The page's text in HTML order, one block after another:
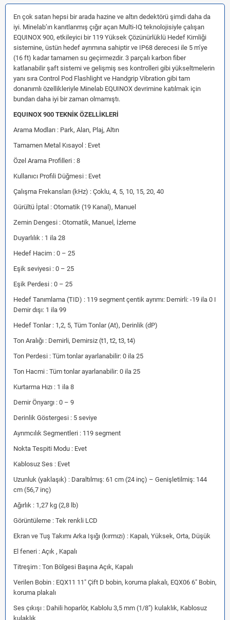
En çok satan hepsi bir arada hazine ve altın dedektörü şimdi daha da
iyi. Minelab’ın kanıtlanmış çığır açan Multi-IQ teknolojisiyle çalışan
EQUINOX 900, etkileyici bir 119 Yüksek Çözünürlüklü Hedef Kimliği
sistemine, üstün hedef ayrımına sahiptir ve IP68 derecesi ile 5 m’ye
(16 ft) kadar tamamen su geçirmezdir. 3 parçalı karbon fiber
katlanabilir şaft sistemi ve gelişmiş ses kontrolleri gibi yükseltmelerin
yanı sıra Control Pod Flashlight ve Handgrip Vibration gibi tam
donanımlı özellikleriyle Minelab EQUINOX devrimine katılmak için
bundan daha iyi bir zaman olmamıştı.
EQUINOX 900 TEKNİK ÖZELLİKLERİ
Arama Modları : Park, Alan, Plaj, Altın
Tamamen Metal Kısayol : Evet
Özel Arama Profilleri : 8
Kullanıcı Profili Düğmesi : Evet
Çalışma Frekansları (kHz) : Çoklu, 4, 5, 10, 15, 20, 40
Gürültü İptal : Otomatik (19 Kanal), Manuel
Zemin Dengesi : Otomatik, Manuel, İzleme
Duyarlılık : 1 ila 28
Hedef Hacim : 0 – 25
Eşik seviyesi : 0 – 25
Eşik Perdesi : 0 – 25
Hedef Tanımlama (TID) : 119 segment çentik ayrımı: Demirli: -19 ila 0 I
Demir dışı: 1 ila 99
Hedef Tonlar : 1,2, 5, Tüm Tonlar (At), Derinlik (dP)
Ton Aralığı : Demirli, Demirsiz (t1, t2, t3, t4)
Ton Perdesi : Tüm tonlar ayarlanabilir: 0 ila 25
Ton Hacmi : Tüm tonlar ayarlanabilir: 0 ila 25
Kurtarma Hızı : 1 ila 8
Demir Önyargı : 0 – 9
Derinlik Göstergesi : 5 seviye
Ayrımcılık Segmentleri : 119 segment
Nokta Tespiti Modu : Evet
Kablosuz Ses : Evet
Uzunluk (yaklaşık) : Daraltılmış: 61 cm (24 inç) – Genişletilmiş: 144
cm (56,7 inç)
Ağırlık : 1,27 kg (2,8 lb)
Görüntüleme : Tek renkli LCD
Ekran ve Tuş Takımı Arka Işığı (kırmızı) : Kapalı, Yüksek, Orta, Düşük
El feneri : Açık , Kapalı
Titreşim : Ton Bölgesi Başına Açık, Kapalı
Verilen Bobin : EQX11 11″ Çift D bobin, koruma plakalı, EQX06 6″ Bobin,
koruma plakalı
Ses çıkışı : Dahili hoparlör, Kablolu 3,5 mm (1/8″) kulaklık, Kablosuz
kulaklık